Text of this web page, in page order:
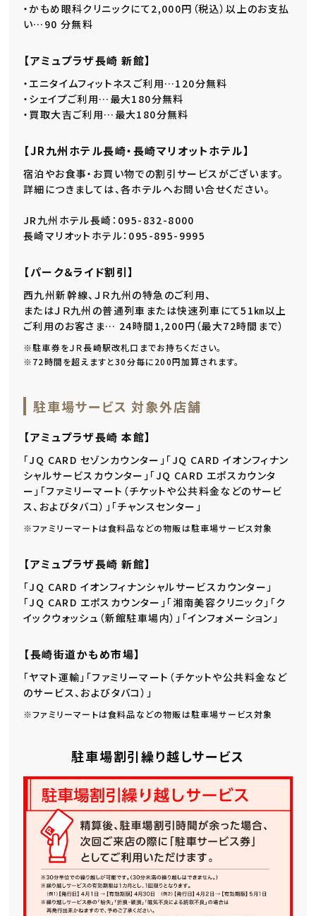
・かもめ眼科クリニックにて2,000円（税込）以上のお支払
い…90 分無料
【アミュプラザ長崎 新館】
・エニタイムフィットネスご利用…120分無料
・シェイプご利用…最大180分無料
・買取大吉ご利用…最大180分無料
【JR九州ホテル長崎・長崎マリオットホテル】
宿泊やお食事・お買い物での割引サービスがございます。
詳細につきましては、各ホテルヘお問い合せください。
JR九州ホテル長崎：095-832-8000
長崎マリオットホテル：095-895-9995
【パーク＆ライド割引】
西九州新幹線、ＪＲ九州の特急のご利用、
またはＪＲ九州の普通列車または快速列車にて51㎞以上
ご利用のお客さま… 24時間1,200円（最大72時間まで）
※駐車券をＪＲ長崎駅改札口までお持ちください。
※72時間を超えますと30分毎に200円加算されます。
駐車場サービス 対象外店舗
【アミュプラザ長崎 本館】
「JQ CARD セゾンカウンター」「JQ CARD イオンフィナン
シャルサービスカウンター」「JQ CARD エポスカウンタ
ー」「ファミリーマート（チケットや公共料金などのサービ
ス、およびタバコ）」「チャンスセンター」
※ファミリーマートは食料品などの物販は駐車場サービス対象
【アミュプラザ長崎 新館】
「JQ CARD イオンフィナンシャルサービスカウンター」
「JQ CARD エポスカウンター」「湘南美容クリニック」「ク
イックウォッシュ（新館駐車場内）」「インフォメーション」
【長崎街道かもめ市場】
「ヤマト運輸」「ファミリーマート（チケットや公共料金など
のサービス、およびタバコ）」
※ファミリーマートは食料品などの物販は駐車場サービス対象
駐車場割引繰り越しサービス